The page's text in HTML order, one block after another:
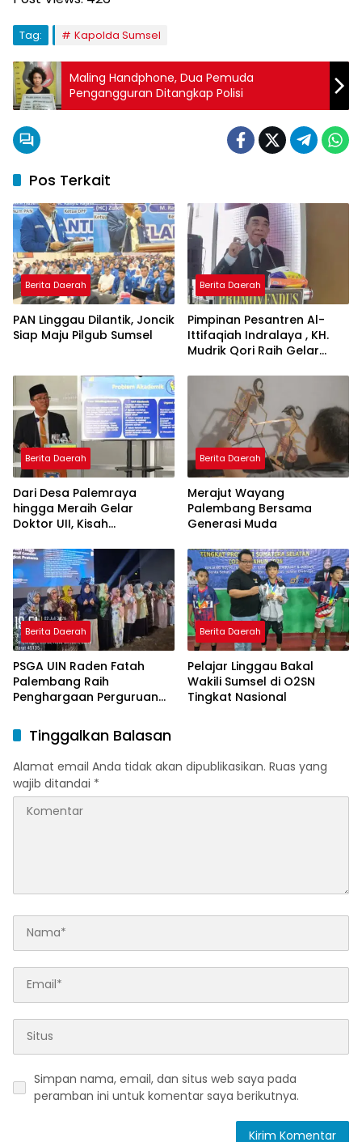
Tag: Kapolda Sumsel
Maling Handphone, Dua Pemuda
Pengangguran Ditangkap Polisi
Pos Terkait
Berita Daerah
PAN Linggau Dilantik, Joncik
Siap Maju Pilgub Sumsel
Berita Daerah
Pimpinan Pesantren Al-
Ittifaqiah Indralaya , KH.
Mudrik Qori Raih Gelar
Model Pembelajaran
Nagham Al-Qur’an di UMM
Berita Daerah
Dari Desa Palemraya
hingga Meraih Gelar
Doktor UII, Kisah
Yogyakarta yang Pernah
Menjadi Driver Taksi Online
Berita Daerah
Merajut Wayang
Palembang Bersama
Generasi Muda
Berita Daerah
PSGA UIN Raden Fatah
Palembang Raih
Penghargaan Perguruan
Peringkat Pratama
Berita Daerah
Pelajar Linggau Bakal
Wakili Sumsel di O2SN
Tingkat Nasional
Tinggalkan Balasan
Alamat email Anda tidak akan dipublikasikan. Ruas yang
wajib ditandai *
Simpan nama, email, dan situs web saya pada
peramban ini untuk komentar saya berikutnya.